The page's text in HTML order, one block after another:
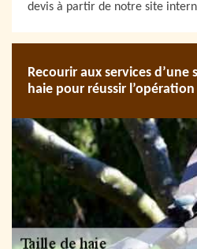
devis à partir de notre site
Recourir aux services
haie pour réussir l’opération